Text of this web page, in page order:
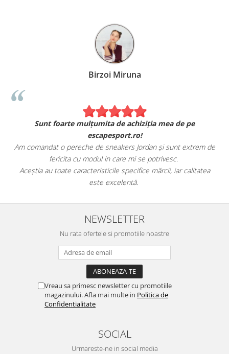
Birzoi Miruna
Sunt foarte mulțumita de achiziția mea de pe
escapesport.ro!
Am comandat o pereche de sneakers Jordan și sunt extrem de
fericita cu modul in care mi se potrivesc.
Aceștia au toate caracteristicile specifice mărcii, iar calitatea
este excelentă.
NEWSLETTER
Nu rata ofertele si promotiile noastre
Vreau sa primesc newsletter cu promotiile
magazinului. Afla mai multe in Politica de
Confidentialitate
SOCIAL
Urmareste-ne in social media